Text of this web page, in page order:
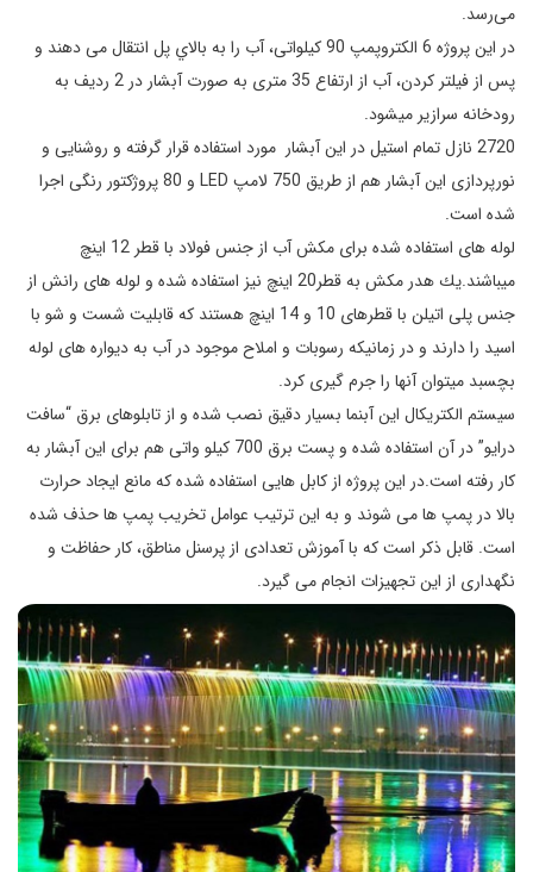
می‌رسد.
در اين پروژه 6 الكتروپمپ 90 كيلواتی، آب را به بالاي پل انتقال می ‌دهند و
پس از فيلتر كردن، آب از ارتفاع 35 متری به صورت آبشار در 2 رديف به
رودخانه سرازیر میشود.
2720 نازل تمام‌ استيل در اين آبشار مورد استفاده قرار گرفته و روشنايی و
نورپردازی اين آبشار هم از طريق 750 لامپ LED و 80 پروژكتور رنگی اجرا
شده است.
لوله‌ های استفاده شده برای مكش آب از جنس فولاد با قطر 12 اينچ
میباشند.يك هدر مكش به قطر20 اينچ نیز استفاده شده و لوله‌ های رانش از
جنس پلی ‌اتيلن با قطرهای 10 و 14 اينچ هستند که قابلیت شست ‌و شو با
اسید را دارند و در زمانیکه رسوبات و املاح موجود در آب به دیواره‌ های لوله
بچسبد میتوان آنها را جرم‌ گیری کرد.
سيستم الكتريكال اين آبنما بسيار دقيق‌ نصب شده و از تابلوهای برق “سافت
‌درايو” در آن استفاده شده و پست برق 700 كيلو واتی هم برای اين آبشار به‌
كار رفته است.در اين پروژه از كابل‌ هايی استفاده شده كه مانع ايجاد حرارت
بالا در پمپ‌ ها می ‌شوند و به اين ترتيب عوامل تخريب پمپ ‌ها حذف شده‌
است. قابل ذکر است که با آموزش تعدادی از پرسنل مناطق، كار حفاظت و
نگهداری از اين تجهيزات انجام می گیرد.